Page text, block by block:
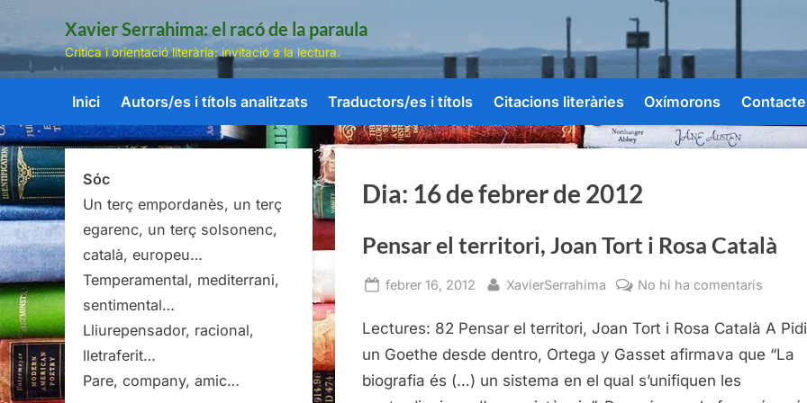
Skip
content
Xavier Serrahima: el racó de la paraula
Crítica i orientació literària: invitació a la lectura.
Inici Autors/es i títols analitzats Traductors/es i títols Citacions literàries Oxímorons Contacte
Dia: 16 de febrer de 2012
Pensar el territori, Joan Tort i Rosa Català
Posted
febrer 16, 2012 By
XavierSerrahima No hi ha comentaris
el
territori,
Lectures: 82 Pensar el territori, Joan Tort i Rosa Català A
un Goethe desde dentro, Ortega y Gasset afirmava que “La
biografia és (…) un sistema en el qual s’unifiquen les
Sóc
Un terç empordanès, un terç
egarenc, un terç solsonenc,
català, europeu…
Temperamental, mediterrani,
sentimental…
Lliurepensador, racional,
lletraferit…
Pare, company, amic…